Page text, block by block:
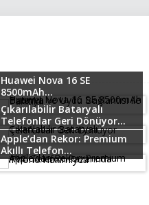
Huawei Nova 16 SE
8500mAh...
Çıkarılabilir Bataryalı
Telefonlar Geri Dönüyor...
Apple’dan Rekor: Premium
Akıllı Telefon...